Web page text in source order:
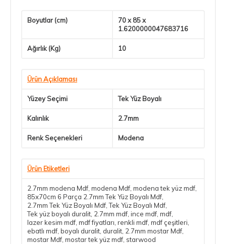
Boyutlar (cm)
70 x 85 x
1.6200000047683716
Ağırlık (Kg) 10
Ürün Açıklaması
Yüzey Seçimi Tek Yüz Boyalı
Kalınlık 2.7mm
Renk Seçenekleri Modena
Ürün Etiketleri
2.7mm modena Mdf modena Mdf modena tek yüz mdf
85x70cm 6 Parça 2.7mm Tek Yüz Boyalı Mdf
2.7mm Tek Yüz Boyalı Mdf ,Tek Yüz Boyalı Mdf
Tek yüz boyalı duralit 2.7mm mdf ince mdf mdf
lazer kesim mdf mdf fiyatları renkli mdf mdf çeşitleri
ebatlı mdf boyalı duralit duralit 2.7mm mostar Mdf
mostar Mdf mostar tek yüz mdf starwood